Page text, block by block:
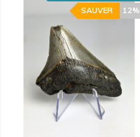
12%
SAUVER